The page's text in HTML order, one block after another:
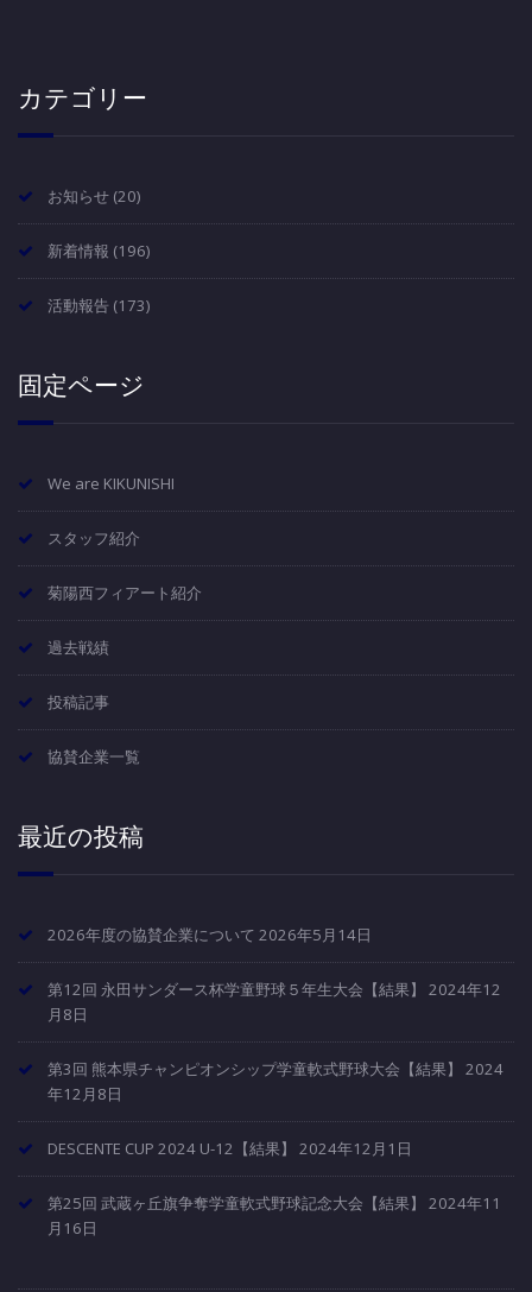
カテゴリー
お知らせ (20)
新着情報 (196)
活動報告 (173)
固定ページ
We are KIKUNISHI
スタッフ紹介
菊陽西フィアート紹介
過去戦績
投稿記事
協賛企業一覧
最近の投稿
2026年度の協賛企業について 2026年5月14日
第12回 永田サンダース杯学童野球５年生大会【結果】
2024年12
月8日
第3回 熊本県チャンピオンシップ学童軟式野球大会【結果】
2024
年12月8日
DESCENTE CUP 2024 U-12【結果】 2024年12月1日
第25回 武蔵ヶ丘旗争奪学童軟式野球記念大会【結果】
2024年11
月16日